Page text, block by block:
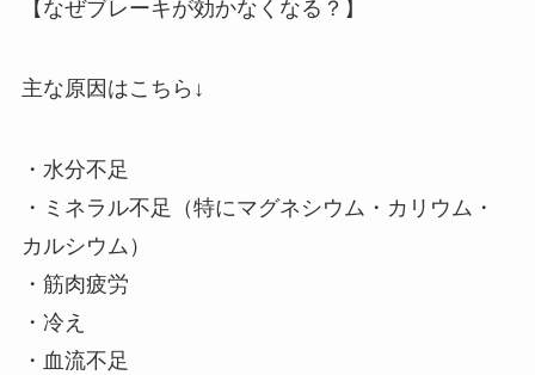
【なぜブレーキが効かなくなる？】
主な原因はこちら↓
・水分不足
・ミネラル不足（特にマグネシウム・カリウム・
カルシウム）
・筋肉疲労
・冷え
・血流不足